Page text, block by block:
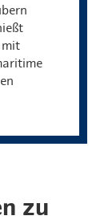
mit
zu